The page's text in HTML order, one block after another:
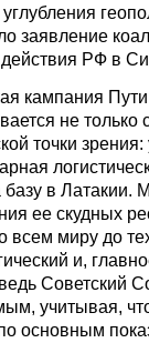
заявление
действия РФ в
кампания
не
точки
базу в Латакии.
ее скудных
всем миру до
и,
Советский
учитывая,
основным